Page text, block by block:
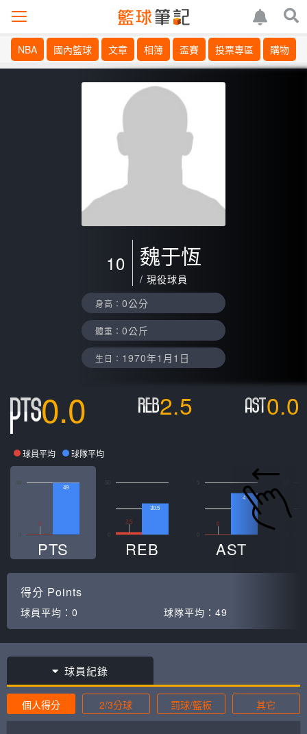
NBA 國內籃球 文章 相簿 盃賽 投票專區 購物
10 魏于恆
/ 現役球員
身高： 0公分
體重： 0公斤
生日： 1970年1月1日
0.0 2.5 0.0
球員平均 球隊平均
49
0
49
PTS
50
2.5
30.5
REB
5
0
4
AST
得分 Points
球員平均： 0 球隊平均： 49
球員紀錄
個人得分 2/3分球 罰球/籃板 其它